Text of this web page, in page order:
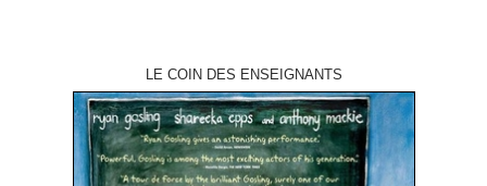
LE COIN DES ENSEIGNANTS